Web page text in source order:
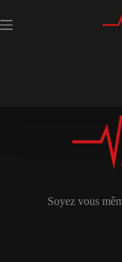
Soyez vous